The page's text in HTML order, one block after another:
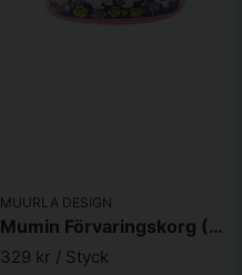
MUURLA DESIGN
Mumin Förvaringskorg (30l Hug)
329 kr / Styck